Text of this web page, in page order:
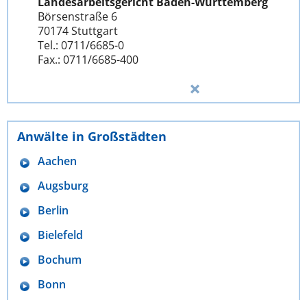
Börsenstraße 6
70174 Stuttgart
Tel.: 0711/6685-0
Fax.: 0711/6685-400
Anwälte in Großstädten
Aachen
Augsburg
Berlin
Bielefeld
Bochum
Bonn